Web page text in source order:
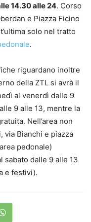
14.30 alle 24. Corso
e Piazza Ficino
solo nel tratto
.
riguardano inoltre
della ZTL si avrà il
al venerdì dalle 9
9 alle 13, mentre la
Nell’area non
via Bianchi e piazza
pedonale)
sabato dalle 9 alle 13
e festivi).